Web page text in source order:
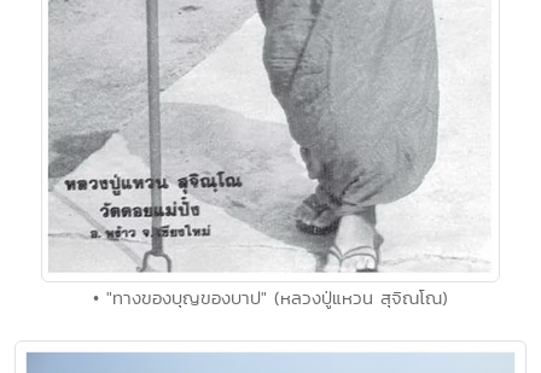
• "ทางของบุญของบาป" (หลวงปู่แหวน สุจิณโณ)